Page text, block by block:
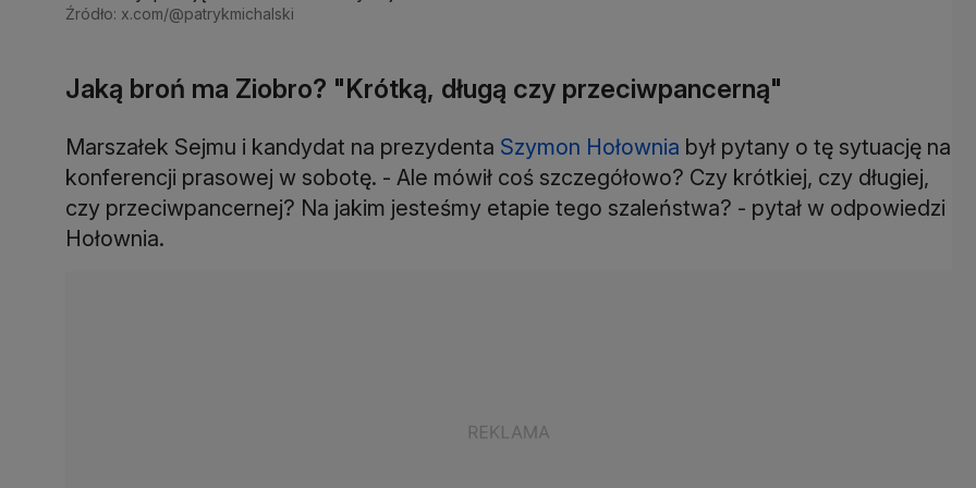
Źródło: x.com/@patrykmichalski
Jaką broń ma Ziobro? "Krótką, długą czy przeciwpancerną"
Marszałek Sejmu i kandydat na prezydenta Szymon Hołownia był pytany o tę sytuację na
konferencji prasowej w sobotę. - Ale mówił coś szczegółowo? Czy krótkiej, czy długiej,
czy przeciwpancernej? Na jakim jesteśmy etapie tego szaleństwa? - pytał w odpowiedzi
Hołownia.